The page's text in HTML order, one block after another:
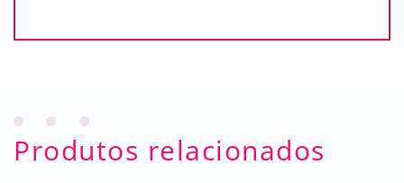
Produtos relacionados